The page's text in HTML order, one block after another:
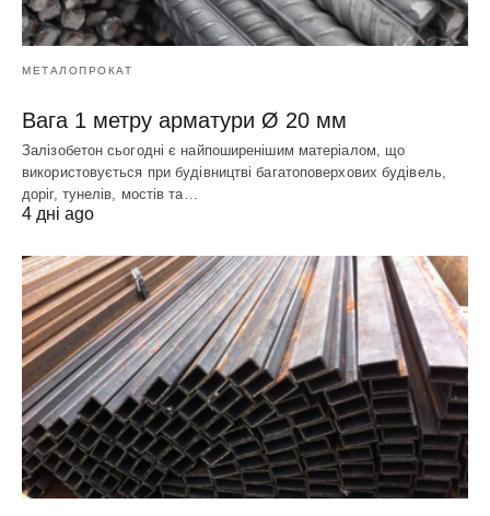
МЕТАЛОПРОКАТ
Вага 1 метру арматури Ø 20 мм
Залізобетон сьогодні є найпоширенішим матеріалом, що
використовується при будівництві багатоповерхових будівель,
доріг, тунелів, мостів та…
4 дні ago